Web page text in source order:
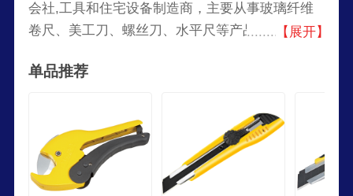
会社,工具和住宅设备制造商，主要从事玻璃纤维
卷尺、美工刀、螺丝刀、水平尺等产品的研发生
本国内和世界上占有很大的市场份额，作为这个细
【展开】
单品推荐